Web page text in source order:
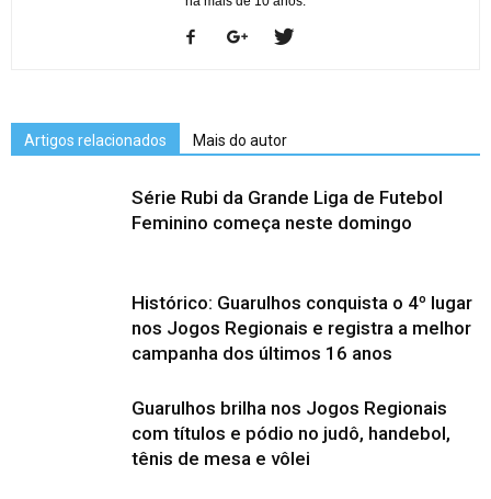
Artigos relacionados Mais do autor
Série Rubi da Grande Liga de Futebol
Feminino começa neste domingo
Histórico: Guarulhos conquista o 4º lugar
nos Jogos Regionais e registra a melhor
campanha dos últimos 16 anos
Guarulhos brilha nos Jogos Regionais
com títulos e pódio no judô, handebol,
tênis de mesa e vôlei